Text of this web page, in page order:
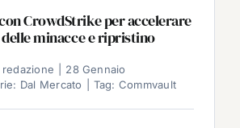
CrowdStrike per accelerare
minacce e ripristino
28 Gennaio
Dal Mercato Tag: Commvault